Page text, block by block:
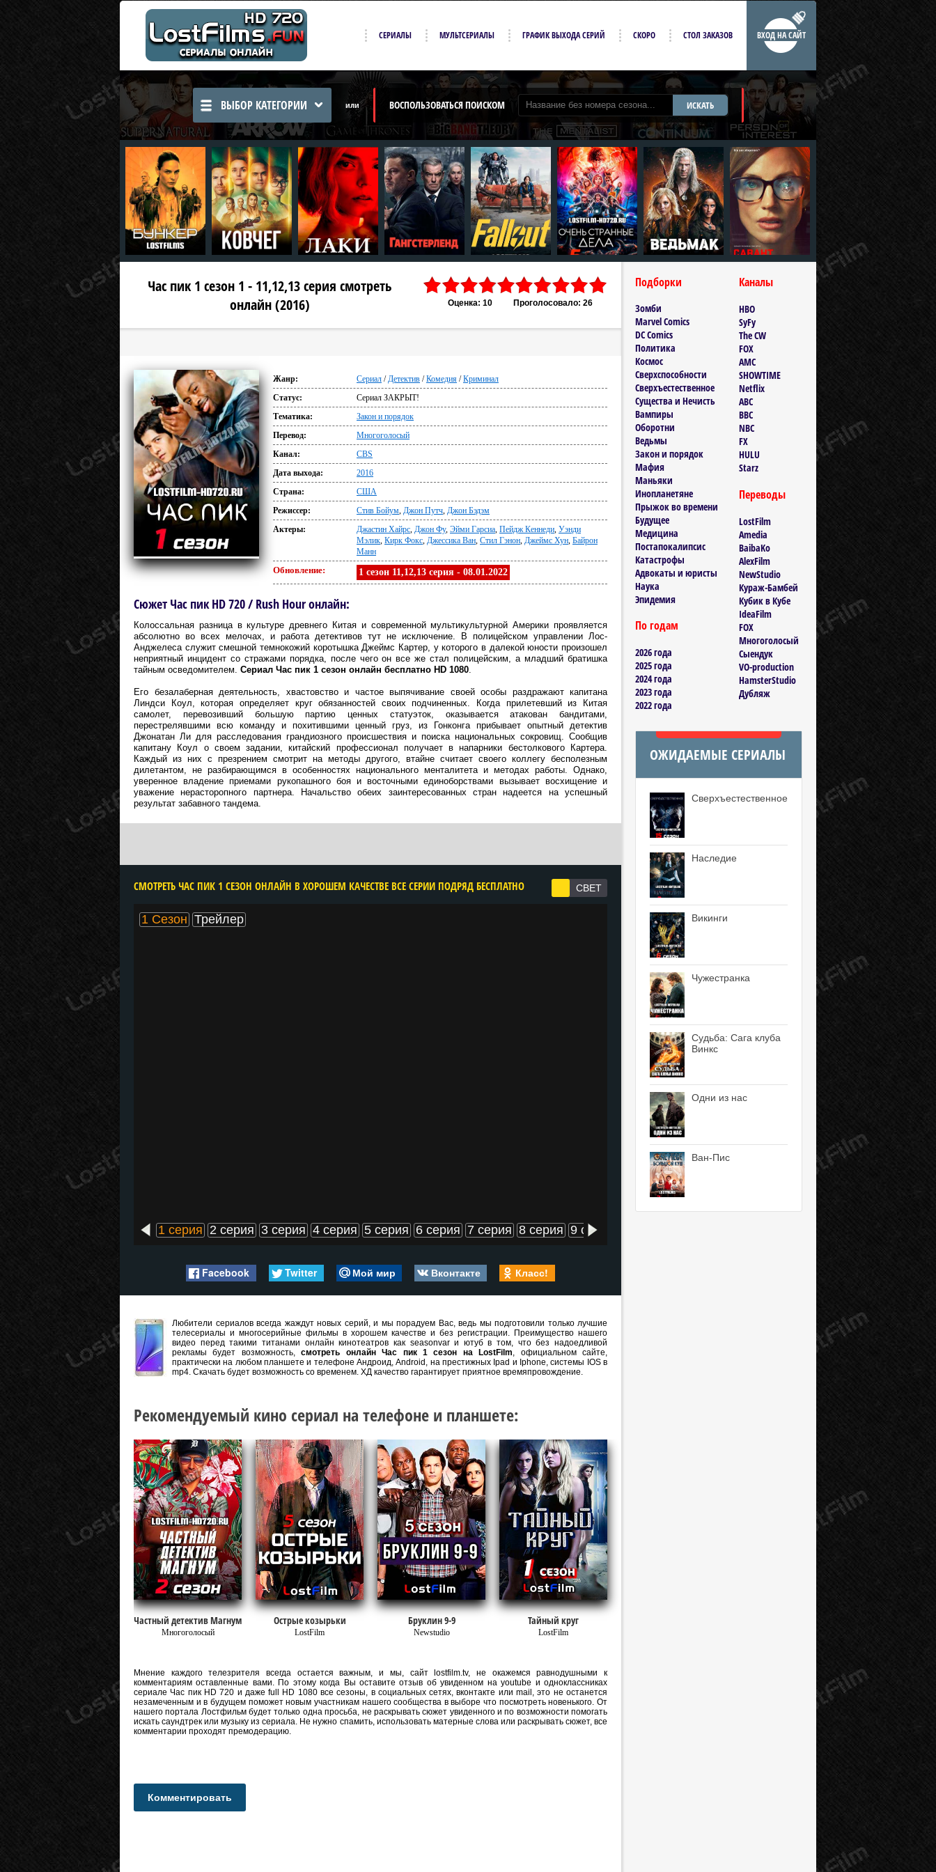
ВХОД НА САЙТ
СЕРИАЛЫ МУЛЬТСЕРИАЛЫ ГРАФИК ВЫХОДА СЕРИЙ СКОРО СТОЛ ЗАКАЗОВ
ВЫБОР КАТЕГОРИИ или ВОСПОЛЬЗОВАТЬСЯ ПОИСКОМ ИСКАТЬ
Оценка: 10 Проголосовало: 26
Час пик 1 сезон 1 - 11,12,13 серия смотреть
онлайн (2016)
Жанр: Сериал /Детектив /Комедия /Криминал
Статус:
Сериал ЗАКРЫТ!
Тематика:
Закон и порядок
Перевод:
Многоголосый
Канал:
CBS
Дата выхода:
2016
Страна:
США
Режиссер:
Стив Бойум, Джон Путч, Джон Бэдэм
Актеры:
Джастин Хайрс, Джон Фу, Эйми Гарсиа, Пейдж Кеннеди, Уэнди
Мэлик, Кирк Фокс, Джессика Ван, Стил Гэнон, Джеймс Хун, Байрон
Манн
Обновление: 1 сезон 11,12,13 серия - 08.01.2022
Сюжет Час пик HD 720 / Rush Hour онлайн:
Колоссальная разница в культуре древнего Китая и современной мультикультурной Америки проявляется
абсолютно во всех мелочах, и работа детективов тут не исключение. В полицейском управлении Лос-
Анджелеса служит смешной темнокожий коротышка Джеймс Картер, у которого в далекой юности произошел
неприятный инцидент со стражами порядка, после чего он все же стал полицейским, а младший братишка
тайным осведомителем. Сериал Час пик 1 сезон онлайн бесплатно HD 1080.
Его безалаберная деятельность, хвастовство и частое выпячивание своей особы раздражают капитана
Линдси Коул, которая определяет круг обязанностей своих подчиненных. Когда прилетевший из Китая
самолет, перевозивший большую партию ценных статуэток, оказывается атакован бандитами,
перестрелявшими всю команду и похитившими ценный груз, из Гонконга прибывает опытный детектив
Джонатан Ли для расследования грандиозного происшествия и поиска национальных сокровищ. Сообщив
капитану Коул о своем задании, китайский профессионал получает в напарники бестолкового Картера.
Каждый из них с презрением смотрит на методы другого, втайне считает своего коллегу бесполезным
дилетантом, не разбирающимся в особенностях национального менталитета и методах работы. Однако,
уверенное владение приемами рукопашного боя и восточными единоборствами вызывает восхищение и
уважение нерасторопного партнера. Начальство обеих заинтересованных стран надеется на успешный
результат забавного тандема.
CМОТРЕТЬ ЧАС ПИК 1 СЕЗОН ОНЛАЙН В ХОРОШЕМ КАЧЕСТВЕ ВСЕ СЕРИИ ПОДРЯД БЕСПЛАТНО
1 Сезон Трейлер
1 серия 2 серия 3 серия 4 серия 5 серия 6 серия 7 серия 8 серия 9 серия
Facebook Twitter Мой мир Вконтакте Класс!
Любители сериалов всегда жаждут новых серий, и мы порадуем Вас, ведь мы подготовили только лучшие
телесериалы и многосерийные фильмы в хорошем качестве и без регистрации. Преимущество нашего
видео перед такими титанами онлайн кинотеатров как seasonvar и ютуб в том, что без надоедливой
рекламы будет возможность,смотреть онлайн Час пик 1 сезон на LostFilm, официальном сайте,
практически на любом планшете и телефоне Андроид, Android, на престижных Ipad и Iphone, системы IOS в
mp4. Скачать будет возможность со временем. ХД качество гарантирует приятное времяпровождение.
Рекомендуемый кино сериал на телефоне и планшете:
Частный детектив Магнум
Многоголосый
Острые козырьки
LostFilm
Бруклин 9-9
Newstudio
Тайный круг
LostFilm
Мнение каждого телезрителя всегда остается важным, и мы, сайт lostfilm.tv, не окажемся равнодушными к
комментариям оставленные вами. По этому когда Вы оставите отзыв об увиденном на youtube и одноклассниках
сериале Час пик HD 720 и даже full HD 1080 все сезоны, в социальных сетях, вконтакте или mail, это не останется
незамеченным и в будущем поможет новым участникам нашего сообщества в выборе что посмотреть новенького. От
нашего портала Лостфильм будет только одна просьба, не раскрывать сюжет увиденного и по возможности помогать
искать саундтрек или музыку из сериала. Не нужно спамить, использовать матерные слова или раскрывать сюжет, все
комментарии проходят премодерацию.
Комментировать
Подборки
Зомби
Marvel Comics
DC Comics
Политика
Космос
Сверхспособности
Сверхъестественное
Существа и Нечисть
Вампиры
Оборотни
Ведьмы
Закон и порядок
Мафия
Маньяки
Инопланетяне
Прыжок во времени
Будущее
Медицина
Постапокалипсис
Катастрофы
Адвокаты и юристы
Наука
Эпидемия
По годам
2026 года
2025 года
2024 года
2023 года
2022 года
Каналы
HBO
SyFy
The CW
FOX
AMC
SHOWTIME
Netflix
ABC
BBC
NBC
FX
HULU
Starz
Переводы
LostFilm
Amedia
BaibaKo
AlexFilm
NewStudio
Кураж-Бамбей
Кубик в Кубе
IdeaFilm
FOX
Многоголосый
Сыендук
VO-production
HamsterStudio
Дубляж
ОЖИДАЕМЫЕ СЕРИАЛЫ
Сверхъестественное
Наследие
Викинги
Чужестранка
Судьба: Сага клуба
Винкс
Одни из нас
Ван-Пис